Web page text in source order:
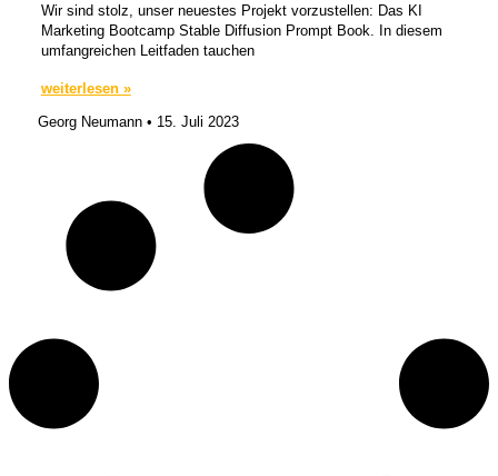
Wir sind stolz, unser neuestes Projekt vorzustellen: Das KI
Marketing Bootcamp Stable Diffusion Prompt Book. In diesem
umfangreichen Leitfaden tauchen
weiterlesen »
Georg Neumann
15. Juli 2023